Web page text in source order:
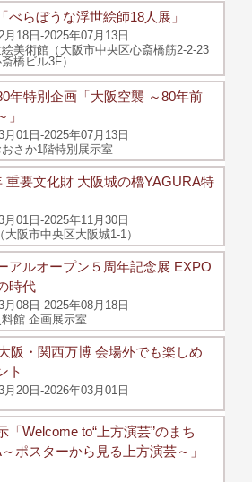
べらぼうな浮世絵師18人展」
月18日-2025年07月13日
美術館（大阪市中央区心斎橋筋2-2-23
橋ビル3F）
年特別企画「大阪空襲 ～80年前
」
月01日-2025年07月13日
さか1階特別展示室
重要文化財 大阪城の櫓YAGURA特
月01日-2025年11月30日
大阪市中央区大阪城1-1）
アルオープン５周年記念展 EXPO
時代
月08日-2025年08月18日
館 企画展示室
阪・関西万博 会場外でも楽しめ
ト
月20日-2026年03月01日
「Welcome to“上方演芸”のまち
ポスターから見る上方演芸～」